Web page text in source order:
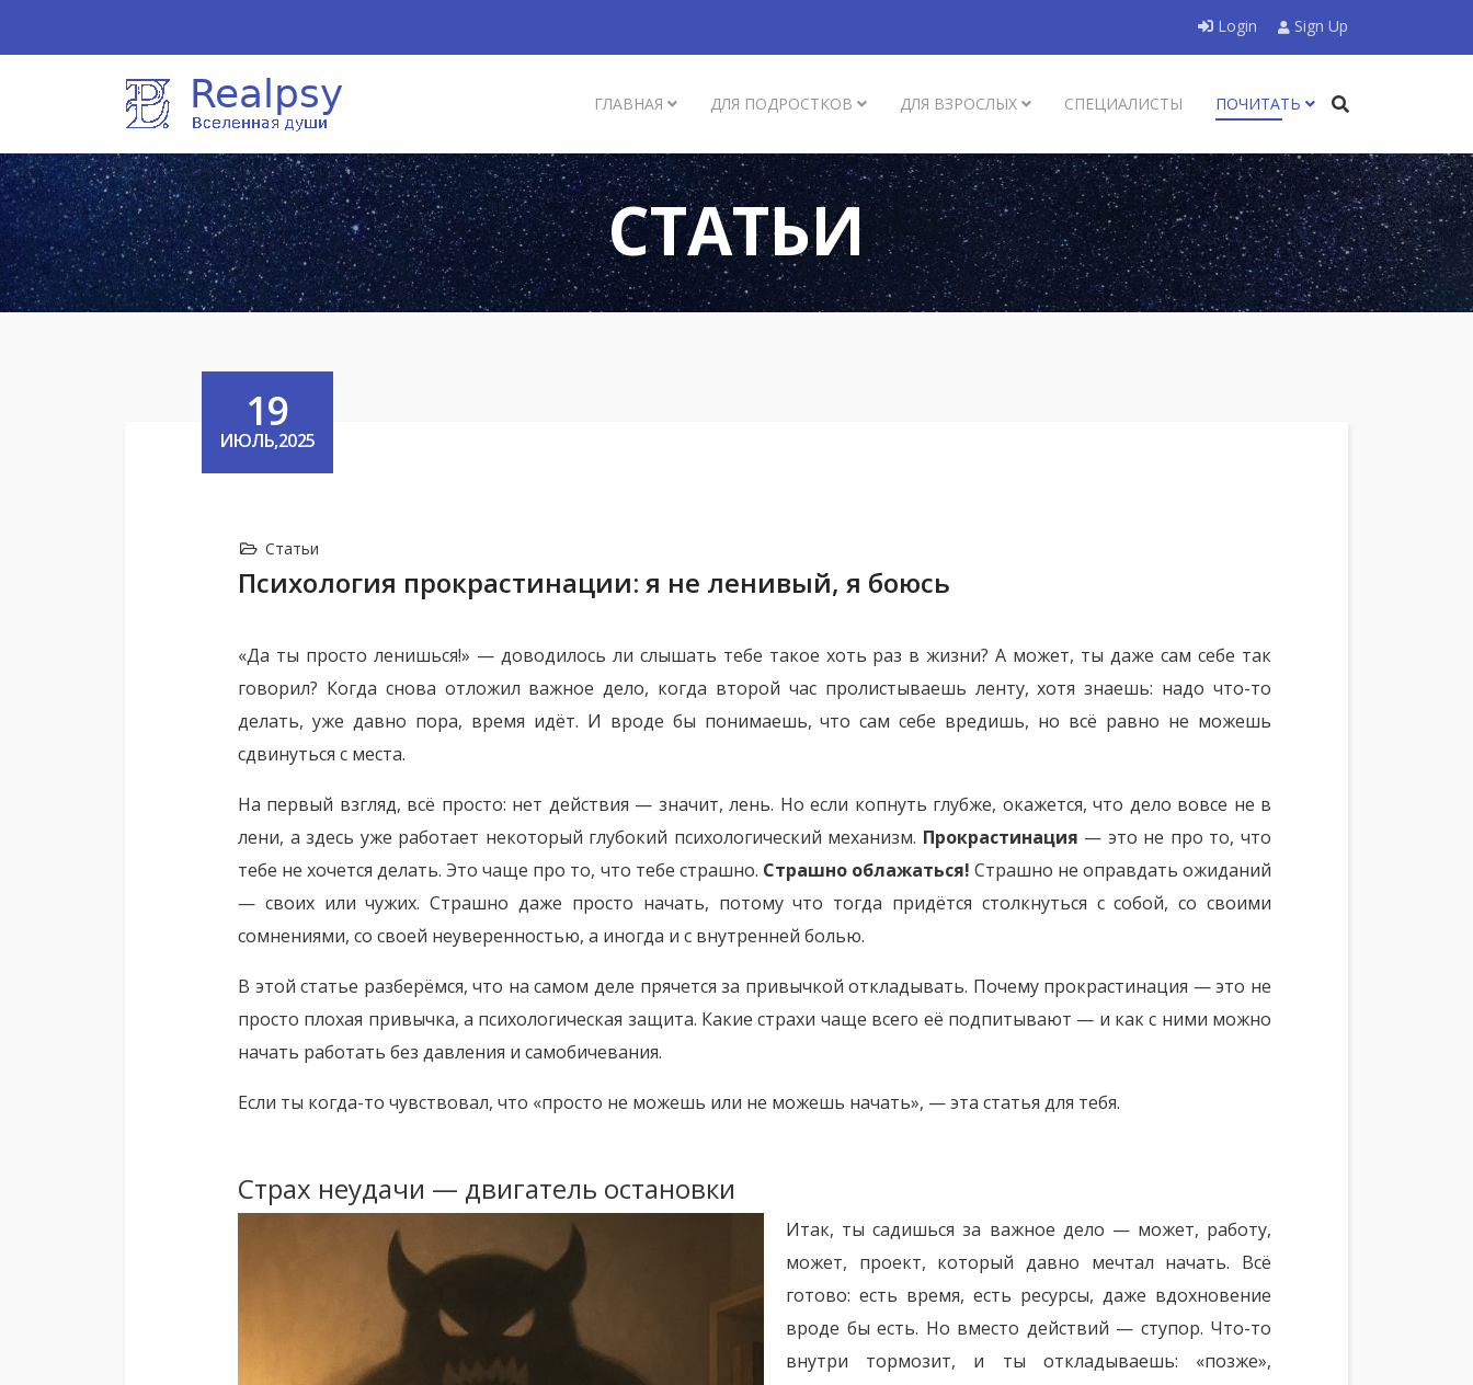
Login Sign Up
ГЛАВНАЯ ДЛЯ ПОДРОСТКОВ ДЛЯ ВЗРОСЛЫХ СПЕЦИАЛИСТЫ ПОЧИТАТЬ
СТАТЬИ
19
ИЮЛЬ,2025
Статьи
Психология прокрастинации: я не ленивый, я боюсь
«Да ты просто ленишься!» — доводилось ли слышать тебе такое хоть раз в жизни? А может, ты даже сам себе так
говорил? Когда снова отложил важное дело, когда второй час пролистываешь ленту, хотя знаешь: надо что-то
делать, уже давно пора, время идёт. И вроде бы понимаешь, что сам себе вредишь, но всё равно не можешь
сдвинуться с места.
На первый взгляд, всё просто: нет действия — значит, лень. Но если копнуть глубже, окажется, что дело вовсе не в
лени, а здесь уже работает некоторый глубокий психологический механизм. Прокрастинация — это не про то, что
тебе не хочется делать. Это чаще про то, что тебе страшно. Страшно облажаться! Страшно не оправдать ожиданий
— своих или чужих. Страшно даже просто начать, потому что тогда придётся столкнуться с собой, со своими
сомнениями, со своей неуверенностью, а иногда и с внутренней болью.
В этой статье разберёмся, что на самом деле прячется за привычкой откладывать. Почему прокрастинация — это не
просто плохая привычка, а психологическая защита. Какие страхи чаще всего её подпитывают — и как с ними можно
начать работать без давления и самобичевания.
Если ты когда-то чувствовал, что «просто не можешь или не можешь начать», — эта статья для тебя.
Страх неудачи — двигатель остановки
Итак, ты садишься за важное дело — может, работу,
может, проект, который давно мечтал начать. Всё
готово: есть время, есть ресурсы, даже вдохновение
вроде бы есть. Но вместо действий — ступор. Что-то
внутри тормозит, и ты откладываешь: «позже»,